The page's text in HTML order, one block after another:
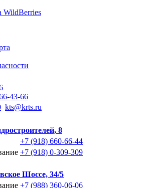
WildBerries
43-66
kts@krts.ru
8
+7 (918) 660-66-44
+7 (918) 0-309-309
Шоссе, 34/5
+7 (988) 360-06-06